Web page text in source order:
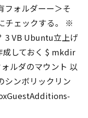
フォルダーー＞そ
チェックする。 ※
3 VB Ubuntu立上げ
成しておく $ mkdir
ルダのマウント 以
シンボリックリン